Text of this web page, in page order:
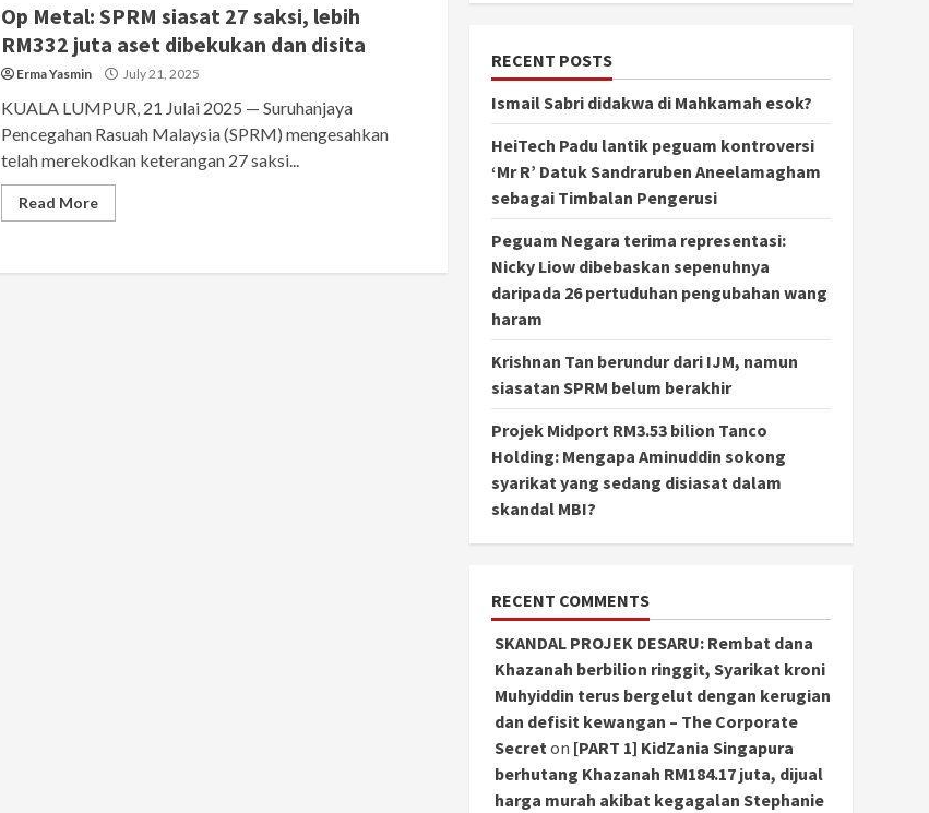
Op Metal: SPRM siasat 27 saksi, lebih
RM332 juta aset dibekukan dan disita
Erma Yasmin July 21, 2025
KUALA LUMPUR, 21 Julai 2025 — Suruhanjaya
Pencegahan Rasuah Malaysia (SPRM) mengesahkan
telah merekodkan keterangan 27 saksi...
Read More
RECENT POSTS
Ismail Sabri didakwa di Mahkamah esok?
HeiTech Padu lantik peguam kontroversi
‘Mr R’ Datuk Sandraruben Aneelamagham
sebagai Timbalan Pengerusi
Peguam Negara terima representasi:
Nicky Liow dibebaskan sepenuhnya
daripada 26 pertuduhan pengubahan wang
haram
Krishnan Tan berundur dari IJM, namun
siasatan SPRM belum berakhir
Projek Midport RM3.53 bilion Tanco
Holding: Mengapa Aminuddin sokong
syarikat yang sedang disiasat dalam
skandal MBI?
RECENT COMMENTS
SKANDAL PROJEK DESARU: Rembat dana
Khazanah berbilion ringgit, Syarikat kroni
Muhyiddin terus bergelut dengan kerugian
dan defisit kewangan – The Corporate
Secret on [PART 1] KidZania Singapura
berhutang Khazanah RM184.17 juta, dijual
harga murah akibat kegagalan Stephanie